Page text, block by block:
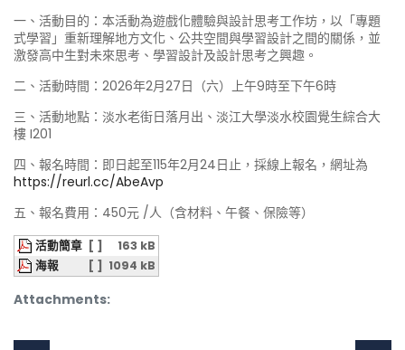
一、活動目的：本活動為遊戲化體驗與設計思考工作坊，以「專題
式學習」重新理解地方文化、公共空間與學習設計之間的關係，並
激發高中生對未來思考、學習設計及設計思考之興趣。
二、活動時間：2026年2月27日（六）上午9時至下午6時
三、活動地點：淡水老街日落月出、淡江大學淡水校園覺生綜合大
樓 I201
四、報名時間：即日起至115年2月24日止，採線上報名，網址為
https://reurl.cc/AbeAvp
五、報名費用：450元 /人（含材料、午餐、保險等）
Attachments:
活動簡章 [ ]
163 kB
海報
[ ] 1094 kB